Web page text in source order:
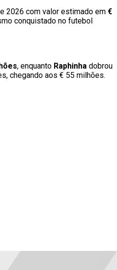
2026 com valor estimado em €
conquistado no futebol
, enquanto Raphinha dobrou
chegando aos € 55 milhões.